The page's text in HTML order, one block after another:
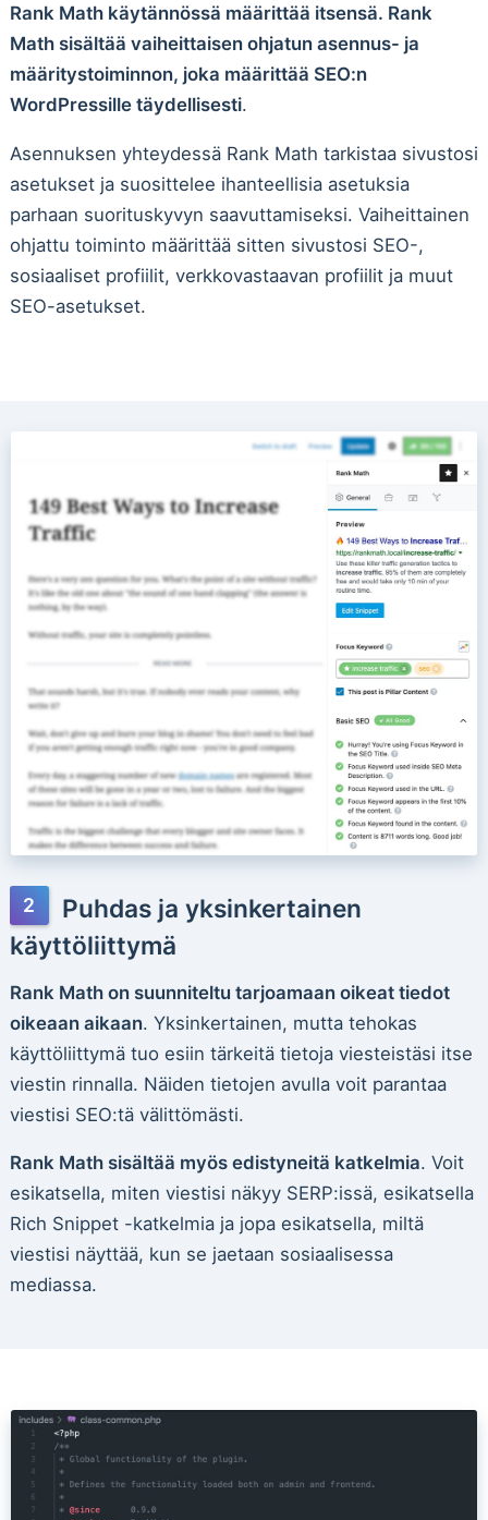
Rank Math käytännössä määrittää itsensä. Rank
Math sisältää vaiheittaisen ohjatun asennus- ja
määritystoiminnon, joka määrittää SEO:n
WordPressille täydellisesti.
Asennuksen yhteydessä Rank Math tarkistaa sivustosi
asetukset ja suosittelee ihanteellisia asetuksia
parhaan suorituskyvyn saavuttamiseksi. Vaiheittainen
ohjattu toiminto määrittää sitten sivustosi SEO-,
sosiaaliset profiilit, verkkovastaavan profiilit ja muut
SEO-asetukset.
Puhdas ja yksinkertainen
käyttöliittymä
Rank Math on suunniteltu tarjoamaan oikeat tiedot
oikeaan aikaan. Yksinkertainen, mutta tehokas
käyttöliittymä tuo esiin tärkeitä tietoja viesteistäsi itse
viestin rinnalla. Näiden tietojen avulla voit parantaa
viestisi SEO:tä välittömästi.
Rank Math sisältää myös edistyneitä katkelmia. Voit
esikatsella, miten viestisi näkyy SERP:issä, esikatsella
Rich Snippet -katkelmia ja jopa esikatsella, miltä
viestisi näyttää, kun se jaetaan sosiaalisessa
mediassa.